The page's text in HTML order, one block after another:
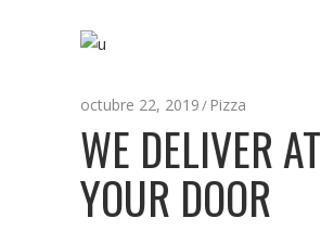
octubre 22, 2019 Pizza
WE DELIVER AT
YOUR DOOR